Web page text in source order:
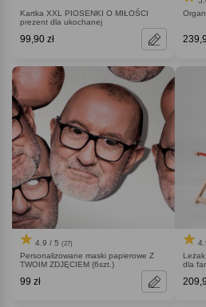
Kartka XXL PIOSENKI O MIŁOŚCI
prezent dla ukochanej
99,90 zł
4.9 / 5 (27)
Personalizowane maski papierowe Z
TWOIM ZDJĘCIEM (6szt.)
99 zł
dla